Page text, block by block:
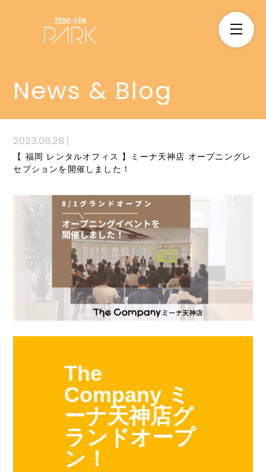
News & Blog
2023.08.28 |
【 福岡 レンタルオフィス 】ミーナ天神店 オープニングレ
セプションを開催しました！
The
Company ミ
ーナ天神店グ
ランドオープ
ン！